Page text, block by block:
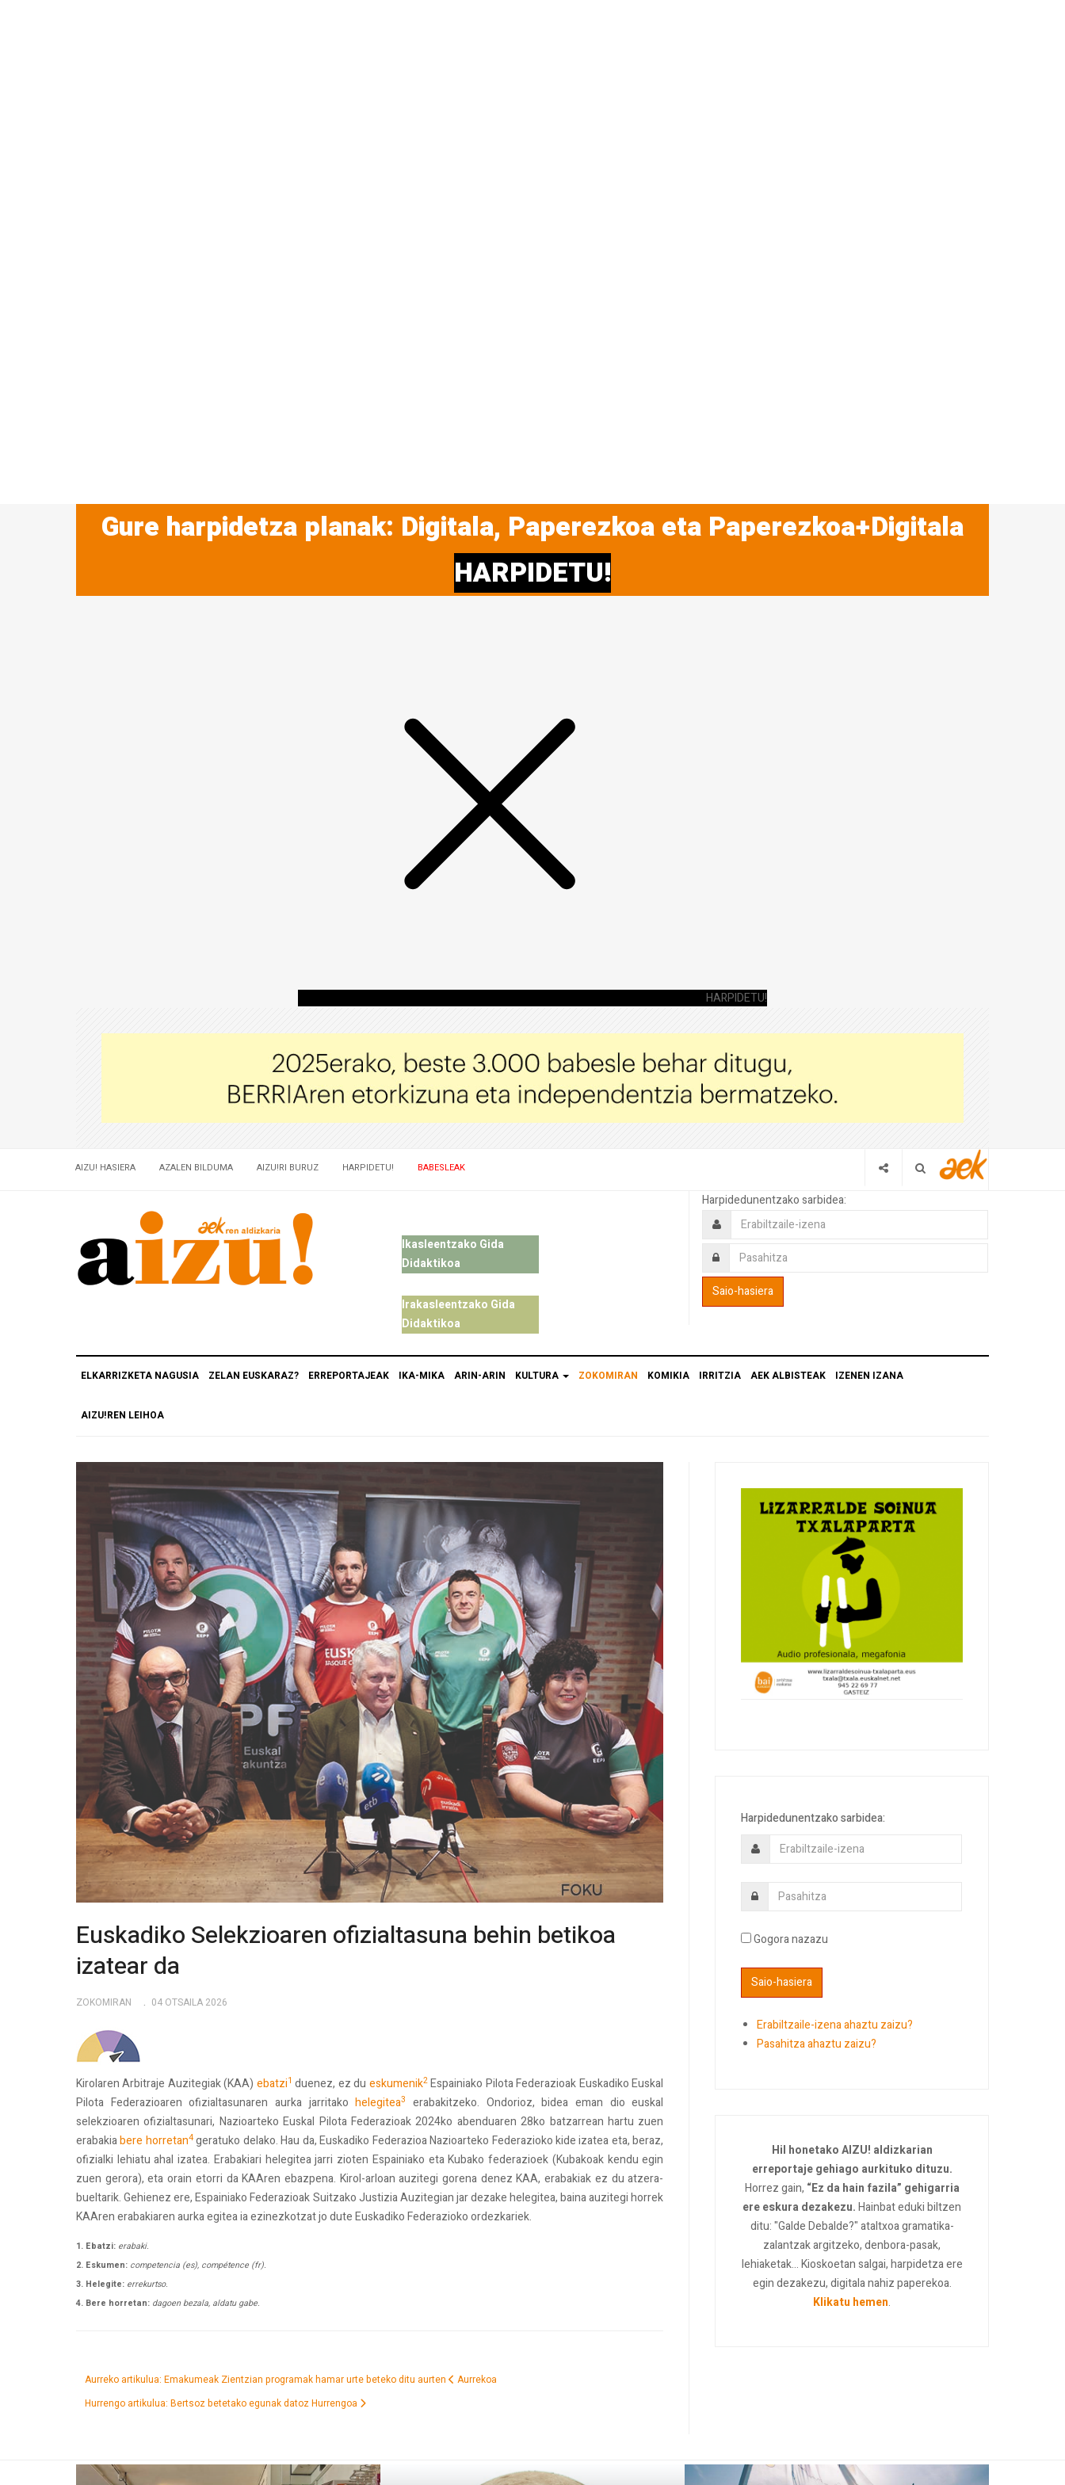
Gure harpidetza planak: Digitala, Paperezkoa eta Paperezkoa+Digitala
HARPIDETU!
HARPIDETU!
AIZU! HASIERA AZALEN BILDUMA AIZU!RI BURUZ HARPIDETU! BABESLEAK
Ikasleentzako Gida
Didaktikoa
Irakasleentzako Gida
Didaktikoa
Harpidedunentzako sarbidea:
ELKARRIZKETA NAGUSIA ZELAN EUSKARAZ? ERREPORTAJEAK IKA-MIKA ARIN-ARIN KULTURA ZOKOMIRAN KOMIKIA IRRITZIA AEK ALBISTEAK IZENEN IZANA
AIZU!REN LEIHOA
Euskadiko Selekzioaren ofizialtasuna behin betikoa
izatear da
ZOKOMIRAN 04 OTSAILA 2026
Kirolaren Arbitraje Auzitegiak (KAA) ebatzi1 duenez, ez du eskumenik2Espainiako Pilota Federazioak Euskadiko Euskal
Pilota Federazioaren ofizialtasunaren aurka jarritakohelegitea3
erabakitzeko. Ondorioz, bidea eman dio euskal
selekzioaren ofizialtasunari, Nazioarteko Euskal Pilota Federazioak 2024ko abenduaren 28ko batzarrean hartu zuen
erabakiabere horretan4geratuko delako. Hau da, Euskadiko Federazioa Nazioarteko Federazioko kide izatea eta, beraz,
ofizialki lehiatu ahal izatea. Erabakiari helegitea jarri zioten Espainiako eta Kubako federazioek (Kubakoak kendu egin
zuen gerora), eta orain etorri da KAAren ebazpena. Kirol-arloan auzitegi gorena denez KAA, erabakiak ez du atzera-
bueltarik. Gehienez ere, Espainiako Federazioak Suitzako Justizia Auzitegian jar dezake helegitea, baina auzitegi horrek
KAAren erabakiaren aurka egitea ia ezinezkotzat jo dute Euskadiko Federazioko ordezkariek.
1. Ebatzi: erabaki.
2. Eskumen: competencia (es), compétence (fr).
3. Helegite: errekurtso.
4. Bere horretan: dagoen bezala, aldatu gabe.
Aurreko artikulua: Emakumeak Zientzian programak hamar urte beteko ditu aurten
Aurrekoa
Hurrengo artikulua: Bertsoz betetako egunak datozHurrengoa
Harpidedunentzako sarbidea:
Gogora nazazu
Erabiltzaile-izena ahaztu zaizu?
Pasahitza ahaztu zaizu?
Hil honetako AIZU! aldizkarian
erreportaje gehiago aurkituko dituzu.
Horrez gain, “Ez da hain fazila” gehigarria
ere eskura dezakezu.Hainbat eduki biltzen
ditu: "Galde Debalde?" ataltxoa gramatika-
zalantzak argitzeko, denbora-pasak,
lehiaketak... Kioskoetan salgai, harpidetza ere
egin dezakezu, digitala nahiz paperekoa.
Klikatu hemen.